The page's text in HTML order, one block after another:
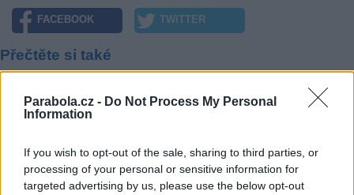
Parabola.cz - Do Not Process My Personal
Information
If you wish to opt-out of the sale, sharing to third parties, or
processing of your personal or sensitive information for
targeted advertising by us, please use the below opt-out
FACEBOOK TWITTER
Přečtěte si také
Raketa Proton vynesla satelit Hot Bird 8
Satelit Astra 1C ukončil provoz na pozici 19,2°E
Reklama
Pracovní nabídky